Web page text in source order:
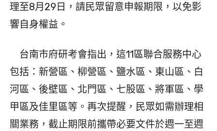
理至8月29日，請民眾留意申報期限，以免影
響自身權益。
台南市府研考會指出，這11區聯合服務中心
包括：新營區、柳營區、鹽水區、東山區、白
河區、後壁區、北門區、七股區、將軍區、學
甲區及佳里區等。再次提醒，民眾如需辦理相
關業務，截止期限前攜帶必要文件於週一至週